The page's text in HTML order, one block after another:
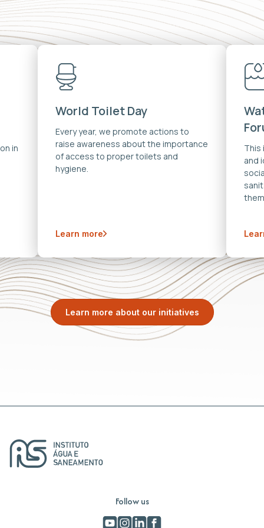
in
World Toilet Day
Every year, we promote actions to
raise awareness about the importance
of access to proper toilets and
hygiene.
Learn more
This
and
Learn more about our initiatives
Follow us